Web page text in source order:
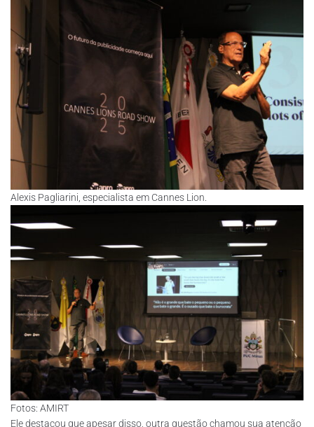
Alexis Pagliarini, especialista em Cannes Lion.
Fotos: AMIRT
Ele destacou que apesar disso, outra questão chamou sua atenção